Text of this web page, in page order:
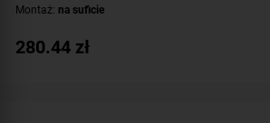
Montaż: na suficie
280.44 zł